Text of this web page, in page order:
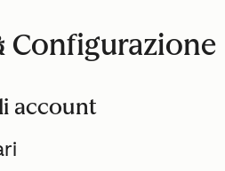
Configurazione
account